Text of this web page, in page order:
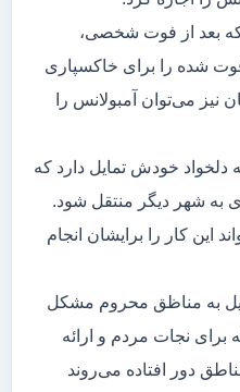
بعد از فوت شخصی،
شده را برای خاکسپاری
نیز می‌توان آمبولانس را
خودش تمایل دارد که
به شهر دیگر منتقل شود.
این کار را برایشان انجام
به مناظق محروم مشکل
برای نجات مردم و ارائه
دور افتاده می‌روند